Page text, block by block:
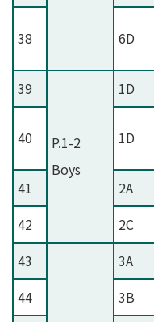
38 6D
39
P.1-2
Boys
1D
40 1D
41 2A
42
2C
43
3A
44
3B